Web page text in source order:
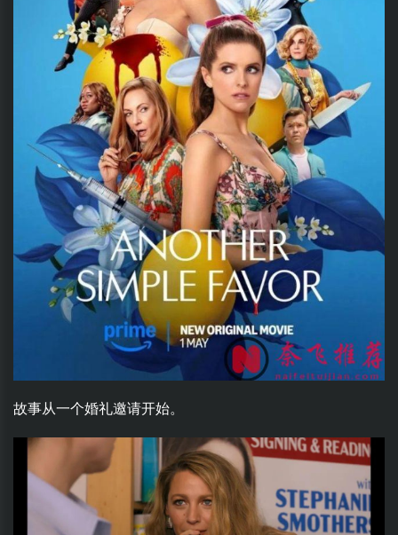
故事从一个婚礼邀请开始。